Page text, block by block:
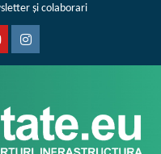
și colaborari
Instagram